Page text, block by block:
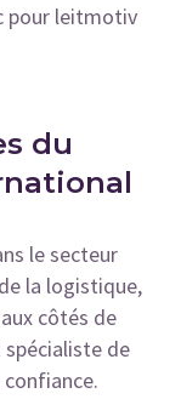
pour leitmotiv
du
le secteur
la logistique,
côtés de
de